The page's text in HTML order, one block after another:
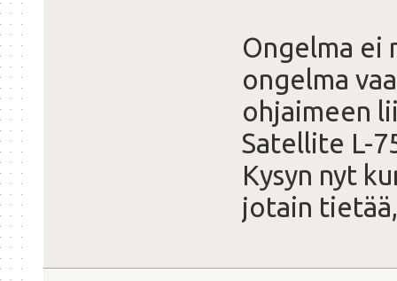
Ongelma ei
ongelma
ohjaimeen
Satellite L-
Kysyn nyt
jotain